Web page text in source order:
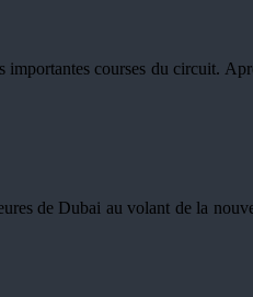
courses du circuit.
de Dubai au volant de la